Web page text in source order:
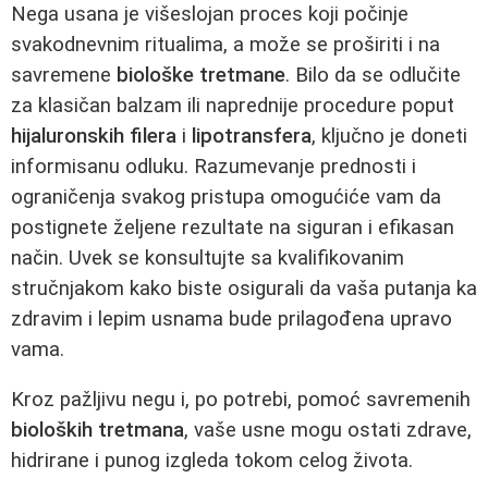
Nega usana je višeslojan proces koji počinje
svakodnevnim ritualima, a može se proširiti i na
savremene biološke tretmane. Bilo da se odlučite
za klasičan balzam ili naprednije procedure poput
hijaluronskih filera i lipotransfera, ključno je doneti
informisanu odluku. Razumevanje prednosti i
ograničenja svakog pristupa omogućiće vam da
postignete željene rezultate na siguran i efikasan
način. Uvek se konsultujte sa kvalifikovanim
stručnjakom kako biste osigurali da vaša putanja ka
zdravim i lepim usnama bude prilagođena upravo
vama.
Kroz pažljivu negu i, po potrebi, pomoć savremenih
bioloških tretmana, vaše usne mogu ostati zdrave,
hidrirane i punog izgleda tokom celog života.